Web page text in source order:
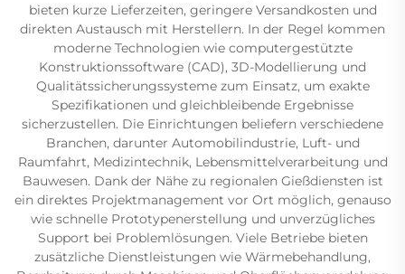
bieten kurze Lieferzeiten, geringere Versandkosten und
direkten Austausch mit Herstellern. In der Regel kommen
moderne Technologien wie computergestützte
Konstruktionssoftware (CAD), 3D-Modellierung und
Qualitätssicherungssysteme zum Einsatz, um exakte
Spezifikationen und gleichbleibende Ergebnisse
sicherzustellen. Die Einrichtungen beliefern verschiedene
Branchen, darunter Automobilindustrie, Luft- und
Raumfahrt, Medizintechnik, Lebensmittelverarbeitung und
Bauwesen. Dank der Nähe zu regionalen Gießdiensten ist
ein direktes Projektmanagement vor Ort möglich, genauso
wie schnelle Prototypenerstellung und unverzügliches
Support bei Problemlösungen. Viele Betriebe bieten
zusätzliche Dienstleistungen wie Wärmebehandlung,